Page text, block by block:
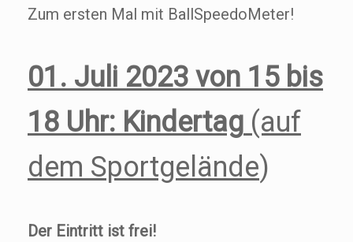
Zum ersten Mal mit BallSpeedoMeter!
01. Juli 2023 von 15 bis
18 Uhr: Kindertag (auf
dem Sportgelände)
Der Eintritt ist frei!